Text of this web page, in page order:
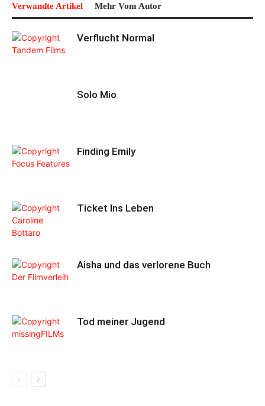
Verwandte Artikel Mehr Vom Autor
Verflucht Normal
Solo Mio
Finding Emily
Ticket Ins Leben
Aisha und das verlorene Buch
Tod meiner Jugend